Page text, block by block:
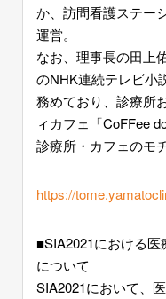
か、訪問看護ステー
運営。
なお、理事長の田上
のNHK連続テレビ小
務めており、診療所
ィカフェ「CoFFee
診療所・カフェのモ
https://
■SIA2021における
について
SIA2021において、